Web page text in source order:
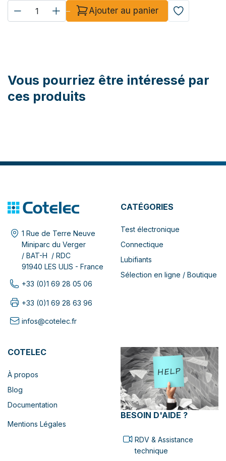
Ajouter au panier
Vous pourriez être intéressé par
ces produits
1 Rue de Terre Neuve
Miniparc du Verger
/ BAT-H / RDC
91940 LES ULIS - France
+33 (0)1 69 28 05 06
+33 (0)1 69 28 63 96
infos@cotelec.fr
CATÉGORIES
Test électronique
Connectique
Lubifiants
Sélection en ligne / Boutique
COTELEC
À propos
Blog
Documentation
Mentions Légales
BESOIN D'AIDE ?
RDV & Assistance
technique